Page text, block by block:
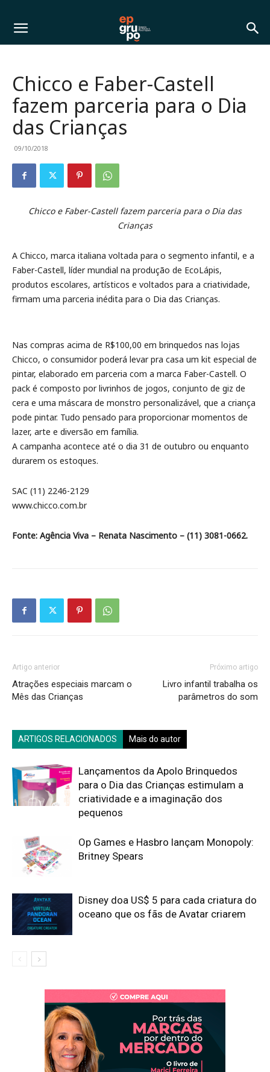
Chicco e Faber-Castell
fazem parceria para o Dia
das Crianças
09/10/2018
Chicco e Faber-Castell fazem parceria para o Dia das
Crianças
A Chicco, marca italiana voltada para o segmento infantil, e a
Faber-Castell, líder mundial na produção de EcoLápis,
produtos escolares, artísticos e voltados para a criatividade,
firmam uma parceria inédita para o Dia das Crianças.
Nas compras acima de R$100,00 em brinquedos nas lojas
Chicco, o consumidor poderá levar pra casa um kit especial de
pintar, elaborado em parceria com a marca Faber-Castell. O
pack é composto por livrinhos de jogos, conjunto de giz de
cera e uma máscara de monstro personalizável, que a criança
pode pintar. Tudo pensado para proporcionar momentos de
lazer, arte e diversão em família.
A campanha acontece até o dia 31 de outubro ou enquanto
durarem os estoques.
SAC (11) 2246-2129
www.chicco.com.br
Fonte: Agência Viva – Renata Nascimento – (11) 3081-0662.
Artigo anterior
Atrações especiais marcam o
Mês das Crianças
Próximo artigo
Livro infantil trabalha os
parâmetros do som
ARTIGOS RELACIONADOS Mais do autor
Lançamentos da Apolo Brinquedos
para o Dia das Crianças estimulam a
criatividade e a imaginação dos
pequenos
Op Games e Hasbro lançam Monopoly:
Britney Spears
Disney doa US$ 5 para cada criatura do
oceano que os fãs de Avatar criarem